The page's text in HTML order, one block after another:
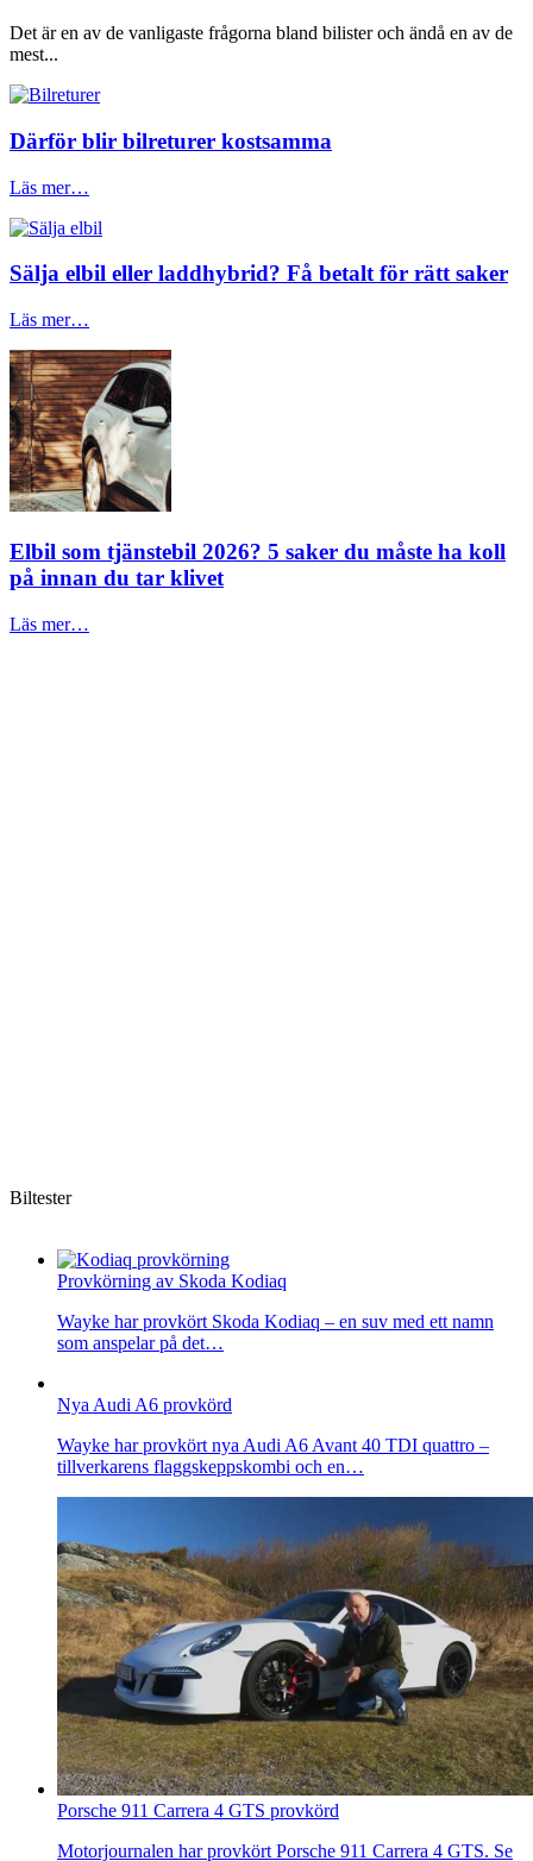
Det är en av de vanligaste frågorna bland bilister och ändå en av de
mest...
Därför blir bilreturer kostsamma
Läs mer…
Sälja elbil eller laddhybrid? Få betalt för rätt saker
Läs mer…
Elbil som tjänstebil 2026? 5 saker du måste ha koll
på innan du tar klivet
Läs mer…
Biltester
Provkörning av Skoda Kodiaq
Wayke har provkört Skoda Kodiaq – en suv med ett namn
som anspelar på det…
Nya Audi A6 provkörd
Wayke har provkört nya Audi A6 Avant 40 TDI quattro –
tillverkarens flaggskeppskombi och en…
Porsche 911 Carrera 4 GTS provkörd
Motorjournalen har provkört Porsche 911 Carrera 4 GTS. Se